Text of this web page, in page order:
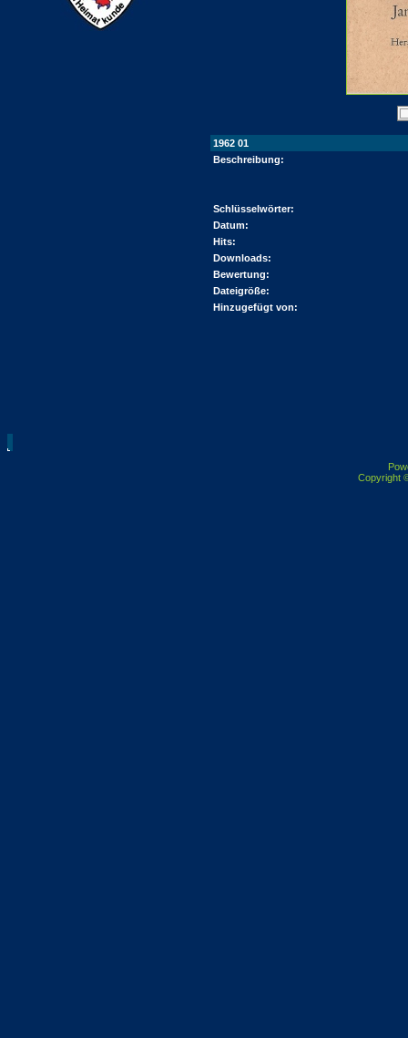
1962 01
Beschreibung:
Schlüsselwörter:
Datum:
Hits:
Downloads:
Bewertung:
Dateigröße:
Hinzugefügt von:
Copyright